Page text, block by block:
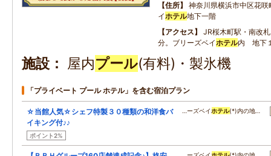
住所
神奈川県横浜市中区花
イホテル地下一階
アクセス
JR桜木町駅・南改
分。ブリーズベイホテル内 地下
施設 屋内プール(有料)・製氷機
「プライベート プール ホテル」を含む宿泊プラン
☆当館人気☆シェフ特製３０種類の和洋食バ
イキング付♪♪
ポイント2%
…ーズベイ ホテル(*)内の地…